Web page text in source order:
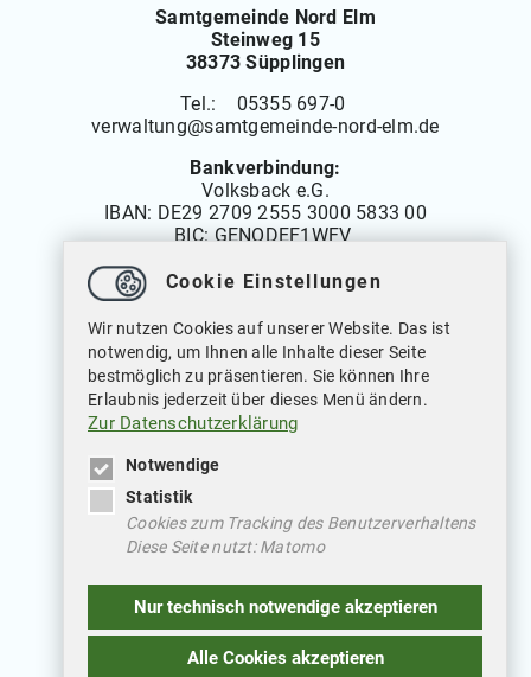
Samtgemeinde Nord Elm
Steinweg 15
38373 Süpplingen
Tel.: 05355 697-0
verwaltung@samtgemeinde-nord-elm.de
Bankverbindung:
Volksback e.G.
IBAN: DE29 2709 2555 3000 5833 00
BIC: GENODEF1WFV
Montag bis Freitag: 08.00 bis 12.00 Uhr
Dienstags auch von: 14.00 bis 18.00 Uhr
Mittwochs geschlossen
Datenschutz
Impressum
Cookie Einstellungen
Wir nutzen Cookies auf unserer Website. Das ist
notwendig, um Ihnen alle Inhalte dieser Seite
bestmöglich zu präsentieren. Sie können Ihre
Erlaubnis jederzeit über dieses Menü ändern.
Zur Datenschutzerklärung
Notwendige
Statistik
Cookies zum Tracking des Benutzerverhaltens
Diese Seite nutzt: Matomo
Nur technisch notwendige akzeptieren
Alle Cookies akzeptieren